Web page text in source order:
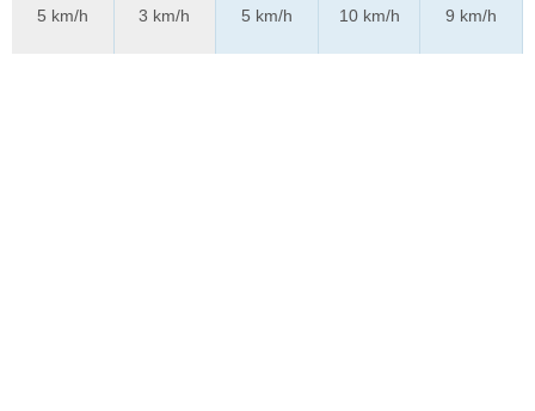
5 km/h
3 km/h
5 km/h
10 km/h
9 km/h